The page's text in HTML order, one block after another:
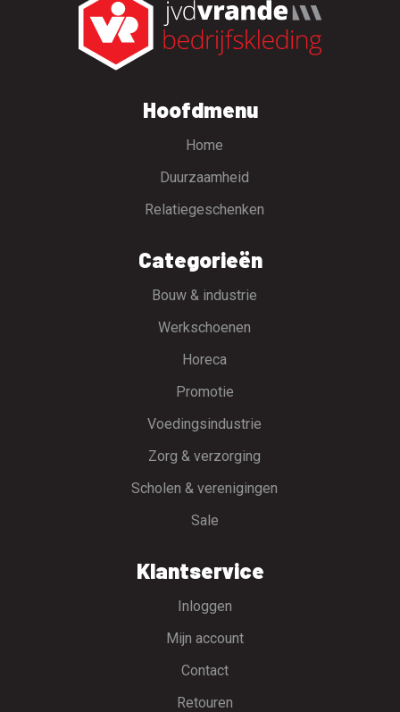
Hoofdmenu
Home
Duurzaamheid
Relatiegeschenken
Categorieën
Bouw & industrie
Werkschoenen
Horeca
Promotie
Voedingsindustrie
Zorg & verzorging
Scholen & verenigingen
Sale
Klantservice
Inloggen
Mijn account
Contact
Retouren